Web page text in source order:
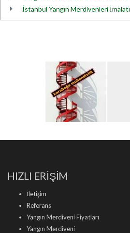
İstanbul Yangın Merdivenleri İmalatı
HIZLI ERİŞİM
İletişim
Referans
Yangın Merdiveni Fiyatları
Yangın Merdiveni